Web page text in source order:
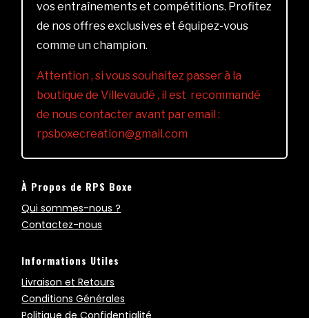
vos entraînements et compétitions. Profitez
de nos offres exclusives et équipez-vous
comme un champion.
Attention , si vous souhaitez passer à la
boutique de Villevaudé , il est recommandé
de nous contacter avant par email :
rpsboxecreation@gmail.com
À Propos de RPS Boxe
Qui sommes-nous ?
Contactez-nous
Informations Utiles
Livraison et Retours
Conditions Générales
Politique de Confidentialité